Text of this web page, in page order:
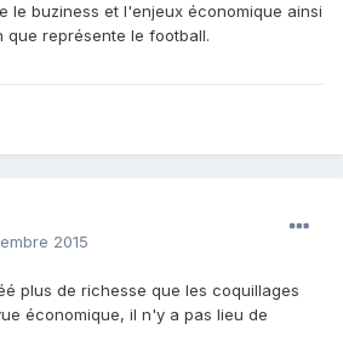
le buziness et l'enjeux économique ainsi
que représente le football.
2015
plus de richesse que les coquillages
économique, il n'y a pas lieu de